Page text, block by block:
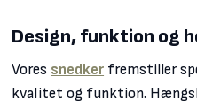
Design, funktion og
Vores snedker fremstiller
kvalitet og funktion.